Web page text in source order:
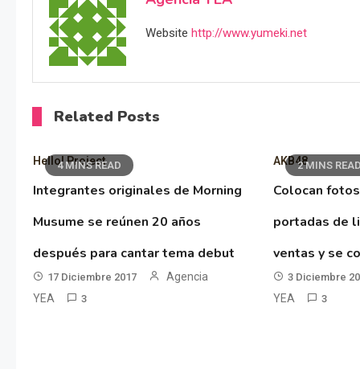
Website http://www.yumeki.net
Related Posts
4 MINS READ
Hello! Project
Integrantes originales de Morning
Musume se reúnen 20 años
después para cantar tema debut
17 Diciembre 2017
Agencia
YEA
3
2 MINS READ
AKB48
Colocan
portadas de
ventas y se
3 Diciembre
YEA
3